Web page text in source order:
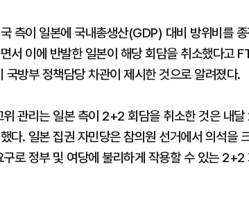
측이 일본에 국내총생산(GDP) 대비 방위비를
서 이에 반발한 일본이 해당 회담을 취소했다고
국방부 정책담당 차관이 제시한 것으로 알려졌다.
위 관리는 일본 측이 2+2 회담을 취소한 것은 내
다. 일본 집권 자민당은 참의원 선거에서 의석을
구로 정부 및 여당에 불리하게 작용할 수 있는